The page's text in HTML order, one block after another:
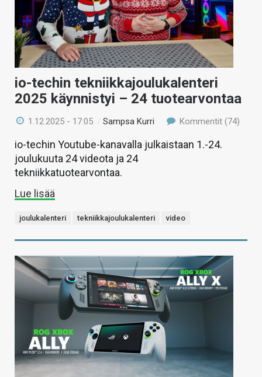
io-techin tekniikkajoulukalenteri
2025 käynnistyi – 24 tuotearvontaa
1.12.2025 - 17:05 /Sampsa Kurri Kommentit (74)
io-techin Youtube-kanavalla julkaistaan 1.-24.
joulukuuta 24 videota ja 24
tekniikkatuotearvontaa.
Lue lisää
joulukalenteri tekniikkajoulukalenteri video